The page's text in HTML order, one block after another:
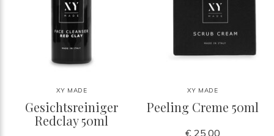
XY MADE
Gesichtsreiniger
Redclay 50ml
XY MADE
Peeling Creme 50ml
€ 25,00